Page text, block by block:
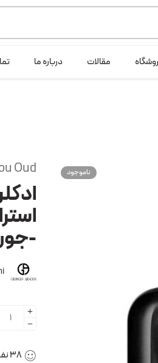
لانگ لایف عرضه می کند.که با انتخاب
مقالات درباره ما
ناموجود Oud
-
38